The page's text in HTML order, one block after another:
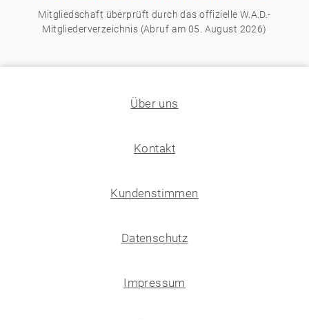
Mitgliedschaft überprüft durch das offizielle W.A.D.-
Mitgliederverzeichnis (Abruf am 05. August 2026)
Über uns
Kontakt
Kundenstimmen
Datenschutz
Impressum